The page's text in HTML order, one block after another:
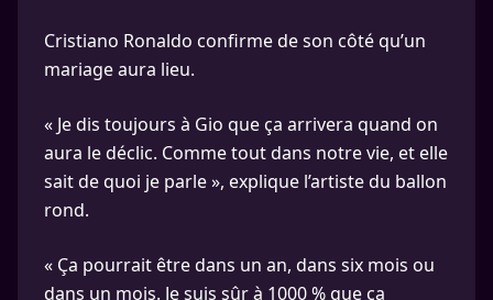
Cristiano Ronaldo confirme de son côté qu’un
mariage aura lieu.
« Je dis toujours à Gio que ça arrivera quand on
aura le déclic. Comme tout dans notre vie, et elle
sait de quoi je parle », explique l’artiste du ballon
rond.
« Ça pourrait être dans un an, dans six mois ou
dans un mois. Je suis sûr à 1000 % que ça